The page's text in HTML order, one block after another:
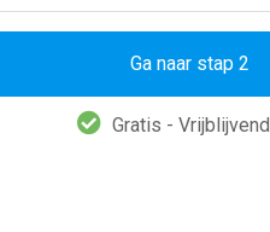
Gratis - Vrijblijvend